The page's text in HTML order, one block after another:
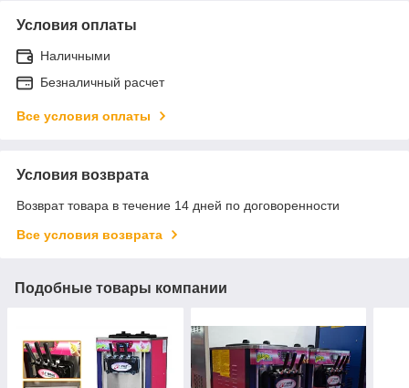
Условия оплаты
Наличными
Безналичный расчет
Все условия оплаты
Условия возврата
Возврат товара в течение 14 дней по договоренности
Все условия возврата
Подобные товары компании